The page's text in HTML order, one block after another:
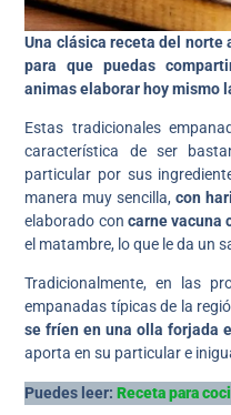
Una clásica receta del norte
para que puedas
animas elaborar hoy mismo
Estas tradicionales
característica de ser
particular por sus
manera muy sencilla, con
elaborado con carne vacuna
el matambre, lo que le da un
Tradicionalmente, en las
empanadas típicas de la
se fríen en una olla forjada
aporta en su particular e
Puedes leer:Receta para